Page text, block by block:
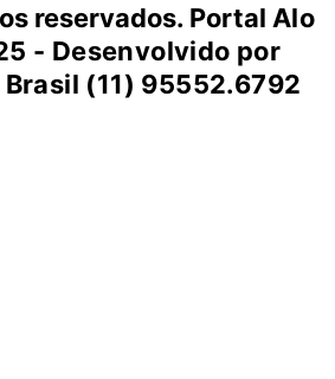
reservados. Portal Alo
- Desenvolvido por
(11) 95552.6792